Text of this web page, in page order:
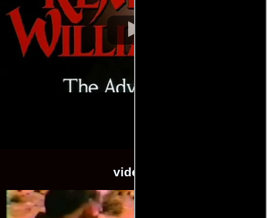
videos